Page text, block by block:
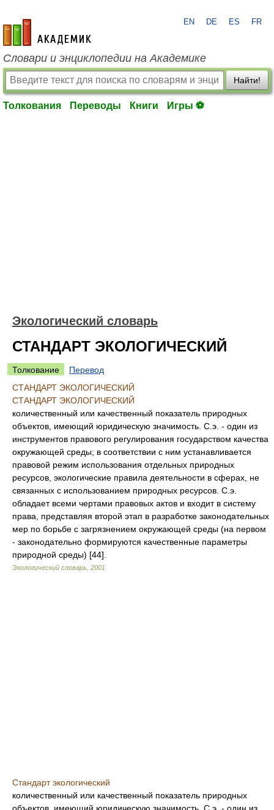
academic.ru
EN DE ES FR
Словари и энциклопедии на Академике
Найти!
Толкования Переводы Книги Игры ⚽
Экологический словарь
СТАНДАРТ ЭКОЛОГИЧЕСКИЙ
Толкование
Перевод
СТАНДАРТ ЭКОЛОГИЧЕСКИЙ
СТАНДАРТ ЭКОЛОГИЧЕСКИЙ
количественный или качественный показатель природных
объектов, имеющий юридическую значимость. С.э. - один из
инструментов правового регулирования государством качества
окружающей среды; в соответствии с ним устанавливается
правовой режим использования отдельных природных
ресурсов, экологические правила деятельности в сферах, не
связанных с использованием природных ресурсов. С.э.
обладает всеми чертами правовых актов и входит в систему
права, представляя второй этап в разработке законодательных
мер по борьбе с загрязнением окружающей среды (на первом
- законодательно формируются качественные параметры
природной среды) [44].
Экологический словарь 2001
Стандарт экологический
количественный или качественный показатель природных